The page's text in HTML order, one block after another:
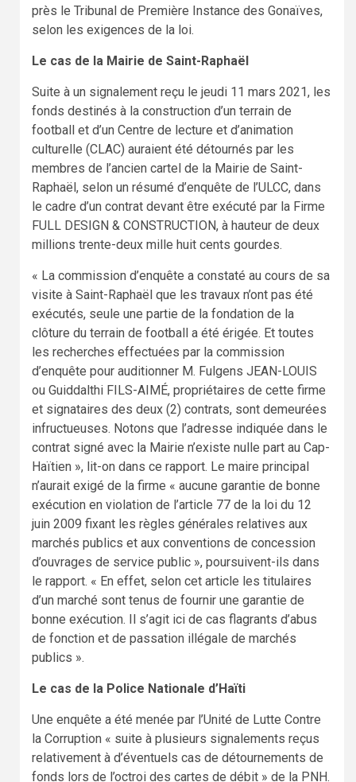
près le Tribunal de Première Instance des Gonaïves,
selon les exigences de la loi.
Le cas de la Mairie de Saint-Raphaël
Suite à un signalement reçu le jeudi 11 mars 2021, les
fonds destinés à la construction d’un terrain de
football et d’un Centre de lecture et d’animation
culturelle (CLAC) auraient été détournés par les
membres de l’ancien cartel de la Mairie de Saint-
Raphaël, selon un résumé d’enquête de l’ULCC, dans
le cadre d’un contrat devant être exécuté par la Firme
FULL DESIGN & CONSTRUCTION, à hauteur de deux
millions trente-deux mille huit cents gourdes.
« La commission d’enquête a constaté au cours de sa
visite à Saint-Raphaël que les travaux n’ont pas été
exécutés, seule une partie de la fondation de la
clôture du terrain de football a été érigée. Et toutes
les recherches effectuées par la commission
d’enquête pour auditionner M. Fulgens JEAN-LOUIS
ou Guiddalthi FILS-AIMÉ, propriétaires de cette firme
et signataires des deux (2) contrats, sont demeurées
infructueuses. Notons que l’adresse indiquée dans le
contrat signé avec la Mairie n’existe nulle part au Cap-
Haïtien », lit-on dans ce rapport. Le maire principal
n’aurait exigé de la firme « aucune garantie de bonne
exécution en violation de l’article 77 de la loi du 12
juin 2009 fixant les règles générales relatives aux
marchés publics et aux conventions de concession
d’ouvrages de service public », poursuivent-ils dans
le rapport. « En effet, selon cet article les titulaires
d’un marché sont tenus de fournir une garantie de
bonne exécution. Il s’agit ici de cas flagrants d’abus
de fonction et de passation illégale de marchés
publics ».
Le cas de la Police Nationale d’Haïti
Une enquête a été menée par l’Unité de Lutte Contre
la Corruption « suite à plusieurs signalements reçus
relativement à d’éventuels cas de détournements de
fonds lors de l’octroi des cartes de débit » de la PNH.